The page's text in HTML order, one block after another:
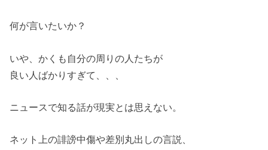
何が言いたいか？
いや、かくも自分の周りの人たちが
良い人ばかりすぎて、、、
ニュースで知る話が現実とは思えない。
ネット上の誹謗中傷や差別丸出しの言説、